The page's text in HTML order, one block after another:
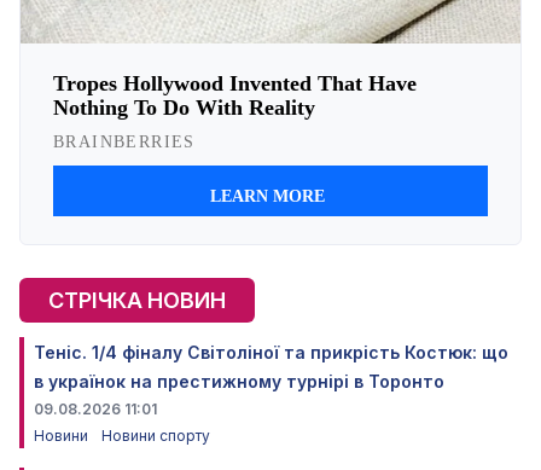
СТРІЧКА НОВИН
Теніс. 1/4 фіналу Світоліної та прикрість Костюк: що
в українок на престижному турнірі в Торонто
09.08.2026 11:01
Новини
Новини спорту